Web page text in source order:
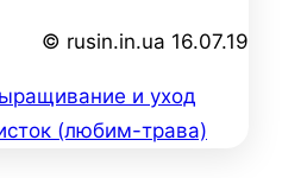
© rusin.in.ua 16.07.19
и уход
(любим-трава)